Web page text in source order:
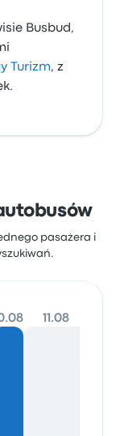
Busbud,
Turizm, z
pasażera i
11.08